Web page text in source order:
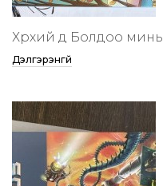
Хөөрхий дөө Болдоо минь
Дэлгэрэнгүй